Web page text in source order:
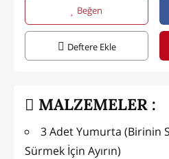
Beğen
Deftere Ekle
MALZEMELER :
3 Adet Yumurta (Birinin
Sürmek İçin Ayırın)